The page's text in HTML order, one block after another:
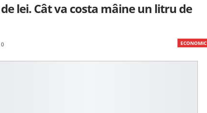
lei. Cât va costa mâine un litru de
ECONOMIC
0